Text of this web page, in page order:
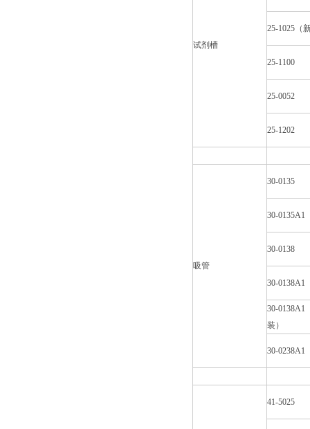
试剂槽
25-1025（
25-1100
25-0052
25-1202
吸管
30-0135
30-0135A1
30-0138
30-0138A1
30-0138A1
装）
30-0238A1
41-5025